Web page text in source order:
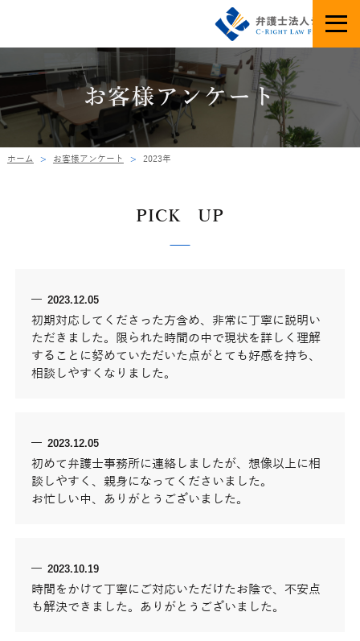
お客様アンケート
ホーム お客様アンケート 2023年
PICK UP
2023.12.05
初期対応してくださった方含め、非常に丁寧に説明い
ただきました。限られた時間の中で現状を詳しく理解
することに努めていただいた点がとても好感を持ち、
相談しやすくなりました。
2023.12.05
初めて弁護士事務所に連絡しましたが、想像以上に相
談しやすく、親身になってくださいました。
お忙しい中、ありがとうございました。
2023.10.19
時間をかけて丁寧にご対応いただけたお陰で、不安点
も解決できました。ありがとうございました。